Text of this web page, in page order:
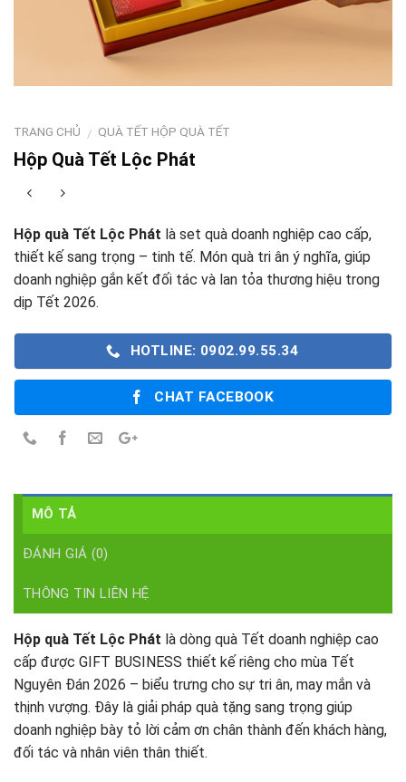
TRANG CHỦ / QUÀ TẾT HỘP QUÀ TẾT
Hộp Quà Tết Lộc Phát
Hộp quà Tết Lộc Phát là set quà doanh nghiệp cao cấp,
thiết kế sang trọng – tinh tế. Món quà tri ân ý nghĩa, giúp
doanh nghiệp gắn kết đối tác và lan tỏa thương hiệu trong
dịp Tết 2026.
HOTLINE: 0902.99.55.34
CHAT FACEBOOK
MÔ TẢ
ĐÁNH GIÁ (0)
THÔNG TIN LIÊN HỆ
Hộp quà Tết Lộc Phát là dòng quà Tết doanh nghiệp cao
cấp được GIFT BUSINESS thiết kế riêng cho mùa Tết
Nguyên Đán 2026 – biểu trưng cho sự tri ân, may mắn và
thịnh vượng. Đây là giải pháp quà tặng sang trọng giúp
doanh nghiệp bày tỏ lời cảm ơn chân thành đến khách hàng,
đối tác và nhân viên thân thiết.